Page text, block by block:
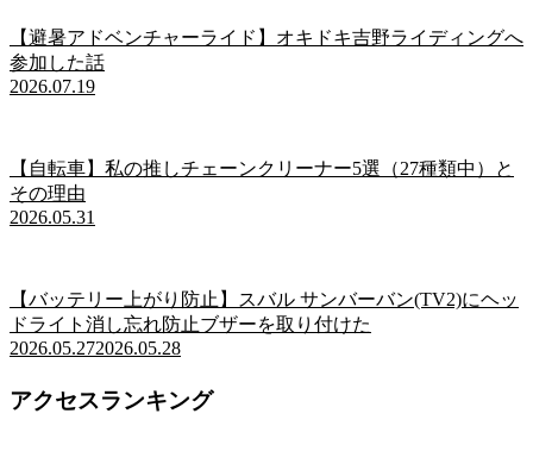
【避暑アドベンチャーライド】オキドキ吉野ライディングへ
参加した話
2026.07.19
【自転車】私の推しチェーンクリーナー5選（27種類中）と
その理由
2026.05.31
【バッテリー上がり防止】スバル サンバーバン(TV2)にヘッ
ドライト消し忘れ防止ブザーを取り付けた
2026.05.272026.05.28
アクセスランキング